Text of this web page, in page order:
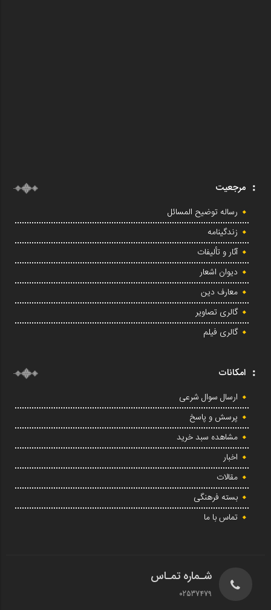
مرجعیت
رساله توضیح المسائل
زندگینامه
آثار و تألیفات
دیوان اشعار
معارف دین
گالری تصاویر
گالری فیلم
امکانات
ارسال سوال شرعی
پرسش و پاسخ
مشاهده سبد خرید
اخبار
مقالات
بسته فرهنگی
تماس با ما
شـماره تمـاس
02537479